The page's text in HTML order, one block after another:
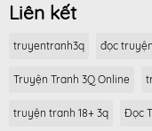
Liên kết
truyentranh3q đọc
Truyện Tranh 3Q Online
truyện tranh 18+ 3q Đọc